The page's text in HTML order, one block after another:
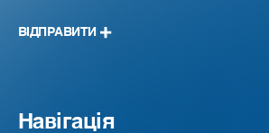
ВІДПРАВИТИ
Навігація